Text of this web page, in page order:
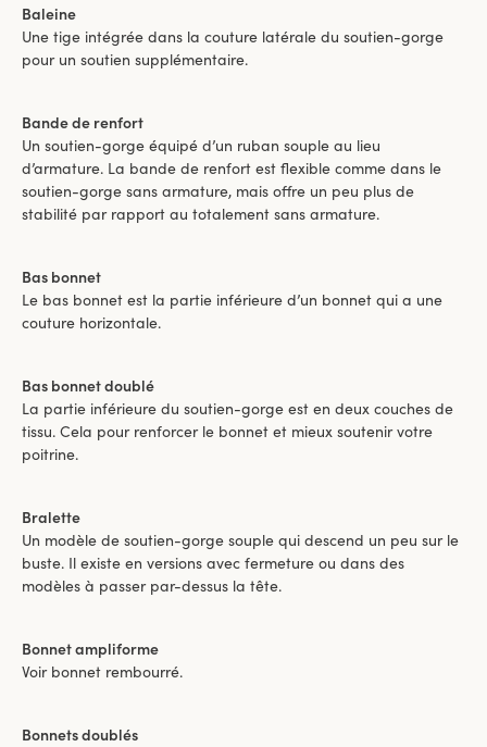
Baleine
Une tige intégrée dans la couture latérale du soutien-gorge
pour un soutien supplémentaire.
Bande de renfort
Un soutien-gorge équipé d’un ruban souple au lieu
d’armature. La bande de renfort est flexible comme dans le
soutien-gorge sans armature, mais offre un peu plus de
stabilité par rapport au totalement sans armature.
Bas bonnet
Le bas bonnet est la partie inférieure d’un bonnet qui a une
couture horizontale.
Bas bonnet doublé
La partie inférieure du soutien-gorge est en deux couches de
tissu. Cela pour renforcer le bonnet et mieux soutenir votre
poitrine.
Bralette
Un modèle de soutien-gorge souple qui descend un peu sur le
buste. Il existe en versions avec fermeture ou dans des
modèles à passer par-dessus la tête.
Bonnet ampliforme
Voir bonnet rembourré.
Bonnets doublés